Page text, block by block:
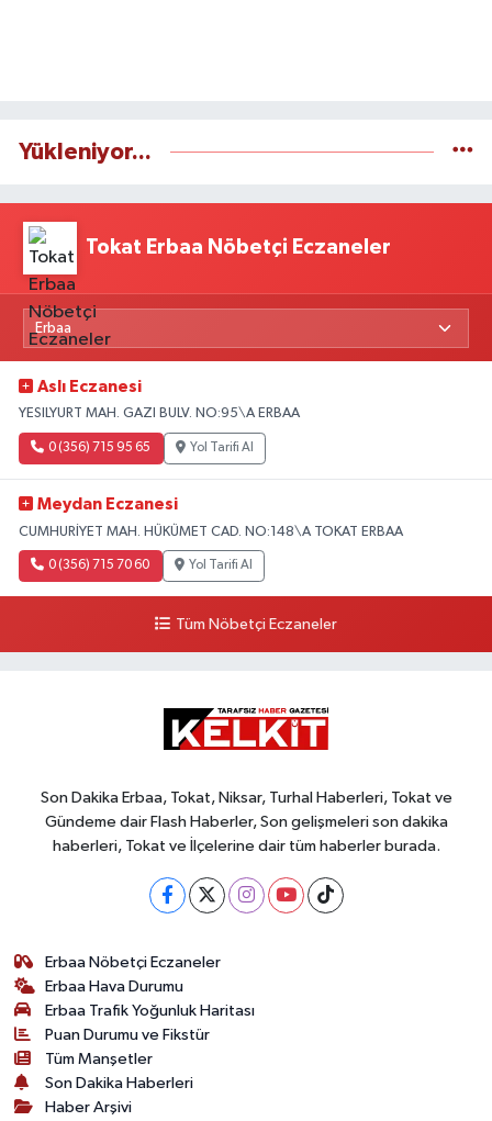
Yükleniyor...
Tokat Erbaa Nöbetçi Eczaneler
Aslı Eczanesi
YESILYURT MAH. GAZI BULV. NO:95\A ERBAA
0 (356) 715 95 65 Yol Tarifi Al
Meydan Eczanesi
CUMHURİYET MAH. HÜKÜMET CAD. NO:148\A TOKAT ERBAA
0 (356) 715 70 60 Yol Tarifi Al
Tüm Nöbetçi Eczaneler
Son Dakika Erbaa, Tokat, Niksar, Turhal Haberleri, Tokat ve
Gündeme dair Flash Haberler, Son gelişmeleri son dakika
haberleri, Tokat ve İlçelerine dair tüm haberler burada.
Erbaa Nöbetçi Eczaneler
Erbaa Hava Durumu
Erbaa Trafik Yoğunluk Haritası
Puan Durumu ve Fikstür
Tüm Manşetler
Son Dakika Haberleri
Haber Arşivi